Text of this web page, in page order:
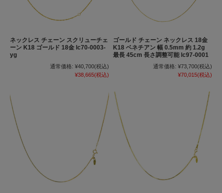
ネックレス チェーン スクリューチェ
ーン K18 ゴールド 18金 lc70-0003-
yg
通常価格: ¥40,700(税込)
¥38,665(税込)
ゴールド チェーン ネックレス 18金
K18 ベネチアン 幅 0.5mm 約 1.2g
最長 45cm 長さ調整可能 lc97-0001
通常価格: ¥73,700(税込)
¥70,015(税込)